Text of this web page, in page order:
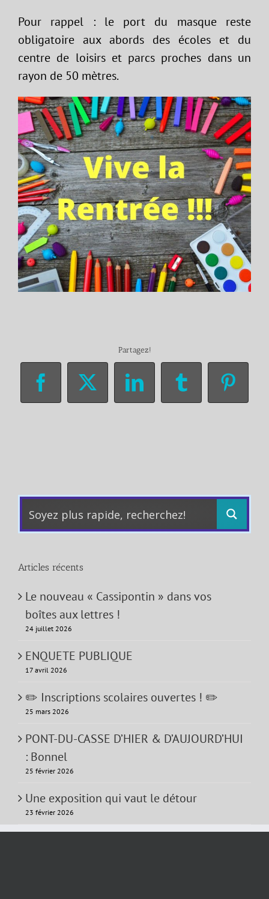
Pour rappel : le port du masque reste
obligatoire aux abords des écoles et du
centre de loisirs et parcs proches dans un
rayon de 50 mètres.
Partagez!
Facebook
X LinkedInTumblr
Articles récents
Le nouveau « Cassipontin » dans vos
boîtes aux lettres !
24 juillet 2026
ENQUETE PUBLIQUE
17 avril 2026
✏️ Inscriptions scolaires ouvertes ! ✏️
25 mars 2026
PONT-DU-CASSE D’HIER & D’AUJOURD’HUI
: Bonnel
25 février 2026
Une exposition qui vaut le détour
23 février 2026